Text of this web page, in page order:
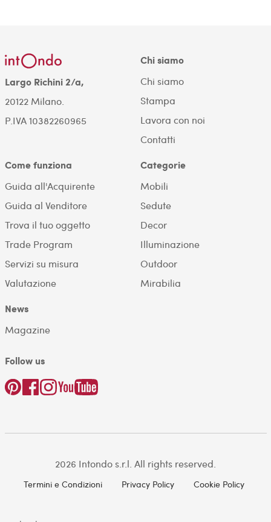
Largo Richini 2/a,
20122 Milano.
P.IVA 10382260965
Chi siamo
Chi siamo
Stampa
Lavora con noi
Contatti
Come funziona
Guida all'Acquirente
Guida al Venditore
Trova il tuo oggetto
Trade Program
Servizi su misura
Valutazione
Categorie
Mobili
Sedute
Decor
Illuminazione
Outdoor
Mirabilia
News
Magazine
Follow us
2026 Intondo s.r.l. All rights reserved.
Termini e Condizioni Privacy Policy Cookie Policy